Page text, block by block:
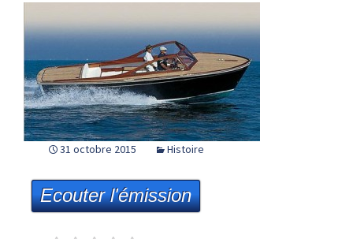
31 octobre 2015 Histoire
Ecouter l'émission